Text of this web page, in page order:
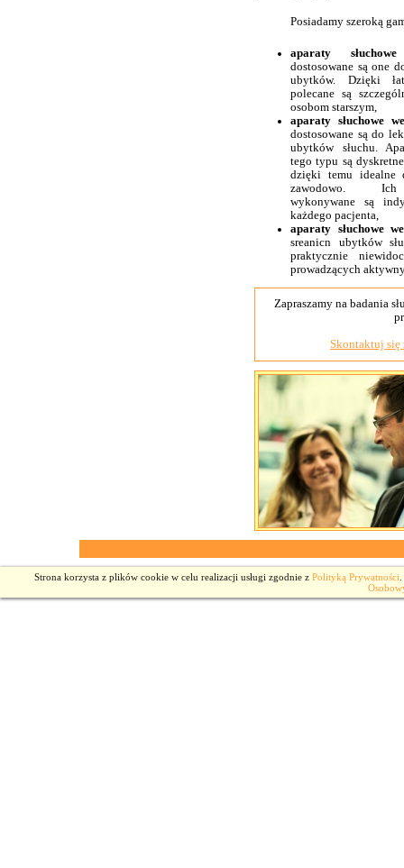
Posiadamy szeroką
aparaty
dostosowane są one
ubytków. Dzięki
polecane są
osobom starszym,
aparaty słuchowe
dostosowane są do
ubytków słuchu.
tego typu są
dzięki temu idealne
zawodowo.
wykonywane są
każdego pacjenta,
aparaty słuchowe
sreanicn ubytków
praktycznie
prowadzących
Zapraszamy na badania
Skontaktuj się
Strona korzysta z plików cookie w celu realizacji usługi zgodnie z Polityką Prywatności